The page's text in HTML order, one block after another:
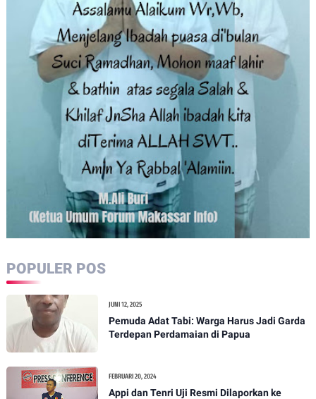
POPULER POS
JUNI 12, 2025
Pemuda Adat Tabi: Warga Harus Jadi Garda
Terdepan Perdamaian di Papua
FEBRUARI 20, 2024
Appi dan Tenri Uji Resmi Dilaporkan ke